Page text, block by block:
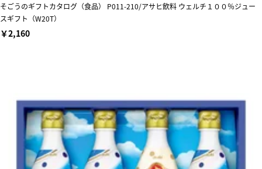
そごうのギフトカタログ（食品） P011-210/アサヒ飲料 ウェルチ１００％ジュー
スギフト（W20T）
￥2,160